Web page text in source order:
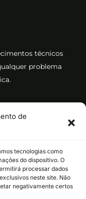
de
tecnologias como
do dispositivo. O
processar dados
neste site. Não
negativamente certos
técnicos
problema
ou do Facebook
de serviço oficial do
uma empresa que
Essa empresa trabalha